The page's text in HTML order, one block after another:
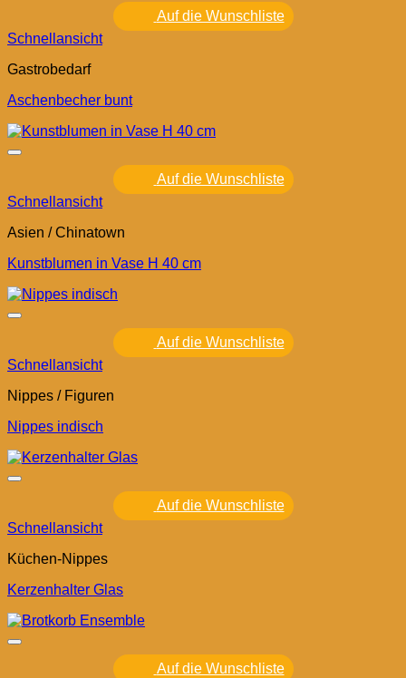
Auf die Wunschliste
Schnellansicht
Gastrobedarf
Aschenbecher bunt
Auf die Wunschliste
Schnellansicht
Asien / Chinatown
Kunstblumen in Vase H 40 cm
Auf die Wunschliste
Schnellansicht
Nippes / Figuren
Nippes indisch
Auf die Wunschliste
Schnellansicht
Küchen-Nippes
Kerzenhalter Glas
Auf die Wunschliste